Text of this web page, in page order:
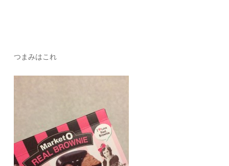
つまみはこれ